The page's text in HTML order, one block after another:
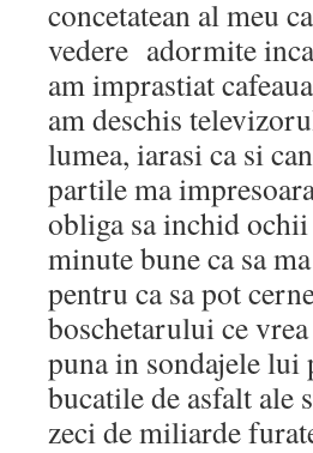
concetatean al meu
vedere adormite
am imprastiat
am deschis
lumea, iarasi ca si
partile ma
obliga sa inchid
minute bune ca sa
pentru ca sa pot
boschetarului ce
puna in sondajele lui
bucatile de asfalt ale
zeci de miliarde